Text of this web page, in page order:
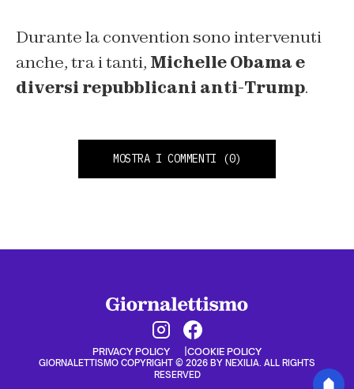
Durante la convention sono intervenuti
anche, tra i tanti, Michelle Obama e
diversi repubblicani anti-Trump.
MOSTRA I COMMENTI (0)
PRIVACY POLICY COOKIE POLICY
GIORNALETTISMO COPYRIGHT © 2026 BY NEXILIA. ALL RIGHTS
RESERVED